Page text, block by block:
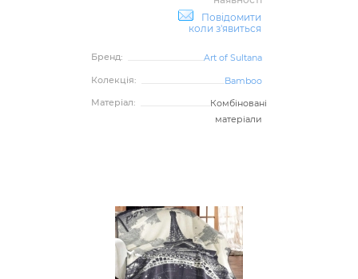
Повідомити
коли з'явиться
Бренд:
Art of Sultana
Колекція:
Bamboo
Матеріал:
Комбіновані
матеріали